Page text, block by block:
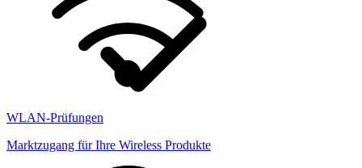
WLAN-Prüfungen
Marktzugang für Ihre Wireless Produkte